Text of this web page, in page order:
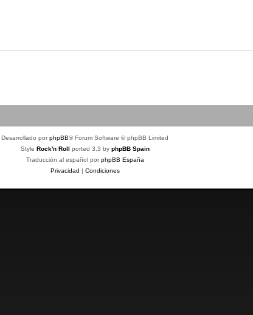
Desarrollado porphpBB® Forum Software © phpBB Limited
Style Rock'n Roll ported 3.3 by phpBB Spain
Traducción al español porphpBB España
Privacidad | Condiciones